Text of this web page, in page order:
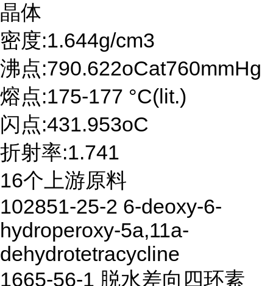
晶体
密度:1.644g/cm3
沸点:790.622oCat760mmHg
熔点:175-177 °C(lit.)
闪点:431.953oC
折射率:1.741
16个上游原料
102851-25-2 6-deoxy-6-
hydroperoxy-5a,11a-
dehydrotetracycline
1665-56-1 脱水差向四环素